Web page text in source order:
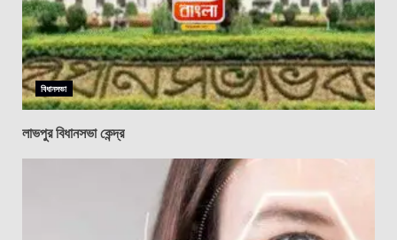
বিধানসভা
লাভপুর বিধানসভা কেন্দ্র